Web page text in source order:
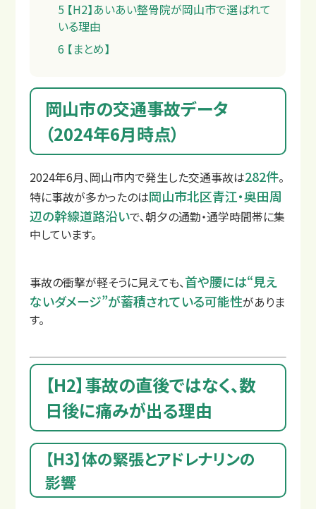
よくあるご質問
交通事故治療例
5 【H2】あいあい整骨院が岡山市で選ばれて
いる理由
6 【まとめ】
岡山市の交通事故データ
（2024年6月時点）
2024年6月、岡山市内で発生した交通事故は282件。
特に事故が多かったのは岡山市北区青江・奥田周
辺の幹線道路沿いで、朝夕の通勤・通学時間帯に集
中しています。
事故の衝撃が軽そうに見えても、首や腰には“見え
ないダメージ”が蓄積されている可能性がありま
す。
【H2】事故の直後ではなく、数
日後に痛みが出る理由
【H3】体の緊張とアドレナリンの
影響